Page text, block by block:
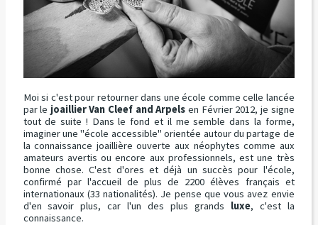
Moi si c'est pour retourner dans une école comme celle lancée
par le joaillier Van Cleef and Arpels en Février 2012, je signe
tout de suite ! Dans le fond et il me semble dans la forme,
imaginer une "école accessible" orientée autour du partage de
la connaissance joaillière ouverte aux néophytes comme aux
amateurs avertis ou encore aux professionnels, est une très
bonne chose. C'est d'ores et déjà un succès pour l'école,
confirmé par l'accueil de plus de 2200 élèves français et
internationaux (33 nationalités). Je pense que vous avez envie
d'en savoir plus, car l'un des plus grands luxe, c'est la
connaissance.